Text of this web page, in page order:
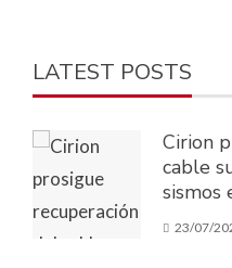
LATEST POSTS
Cirion
cable
sismos
23/07/